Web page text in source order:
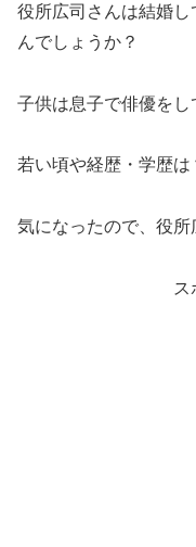
役所広司さんは結婚
んでしょうか？
子供は息子で俳優をし
若い頃や経歴・学歴は
気になったので、役所
ス